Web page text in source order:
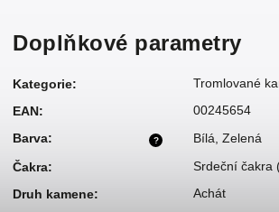
Doplňkové parametry
Kategorie:
Tromlované
EAN: 00245654
?
Barva: Bílá, Zelená
Čakra:
Srdeční čakra
Druh kamene:
Achát